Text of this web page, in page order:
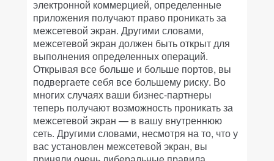
электронной коммерцией, определенные
приложения получают право проникать за
межсетевой экран. Другими словами,
межсетевой экран должен быть открыт для
выполнения определенных операций.
Открывая все больше и больше портов, вы
подвергаете себя все большему риску. Во
многих случаях ваши бизнес-партнеры
теперь получают возможность проникать за
межсетевой экран — в вашу внутреннюю
сеть. Другими словами, несмотря на то, что у
вас установлен межсетевой экран, вы